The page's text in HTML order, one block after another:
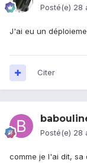
Posté(e) 28
J'ai eu un
Citer
Posté(e) 28
comme je l'ai dit, sa